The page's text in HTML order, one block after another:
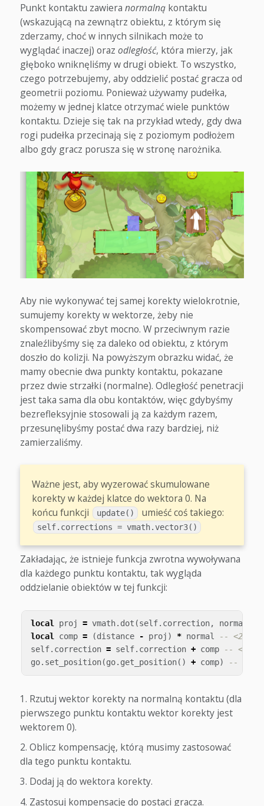
Punkt kontaktu zawiera normalnąkontaktu
(wskazującą na zewnątrz obiektu, z którym się
zderzamy, choć w innych silnikach może to
wyglądać inaczej) oraz odległość, która mierzy, jak
głęboko wniknęliśmy w drugi obiekt. To wszystko,
czego potrzebujemy, aby oddzielić postać gracza od
geometrii poziomu. Ponieważ używamy pudełka,
możemy w jednej klatce otrzymać wiele punktów
kontaktu. Dzieje się tak na przykład wtedy, gdy dwa
rogi pudełka przecinają się z poziomym podłożem
albo gdy gracz porusza się w stronę narożnika.
Aby nie wykonywać tej samej korekty wielokrotnie,
sumujemy korekty w wektorze, żeby nie
skompensować zbyt mocno. W przeciwnym razie
znaleźlibyśmy się za daleko od obiektu, z którym
doszło do kolizji. Na powyższym obrazku widać, że
mamy obecnie dwa punkty kontaktu, pokazane
przez dwie strzałki (normalne). Odległość penetracji
jest taka sama dla obu kontaktów, więc gdybyśmy
bezrefleksyjnie stosowali ją za każdym razem,
przesunęlibyśmy postać dwa razy bardziej, niż
zamierzaliśmy.
Ważne jest, aby wyzerować skumulowane
korekty w każdej klatce do wektora 0. Na
końcu funkcji
update() umieść coś takiego:
self.corrections = vmath.vector3()
Zakładając, że istnieje funkcja zwrotna wywoływana
dla każdego punktu kontaktu, tak wygląda
oddzielanie obiektów w tej funkcji:
local proj = vmath. dot (self. correction, normal
local comp = (distance - proj ) * normal
-- <2>
self. correction = self. correction + comp
-- <3>
go. set_position(go. get_position() + comp) -- <4>
Rzutuj wektor korekty na normalną kontaktu (dla
pierwszego punktu kontaktu wektor korekty jest
wektorem 0).
Oblicz kompensację, którą musimy zastosować
dla tego punktu kontaktu.
Dodaj ją do wektora korekty.
Zastosuj kompensację do postaci gracza.